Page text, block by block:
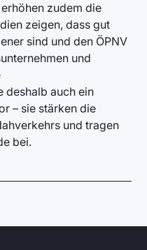
zudem die
zeigen, dass gut
sind und den ÖPNV
und
deshalb auch ein
– sie stärken die
und tragen
bei.